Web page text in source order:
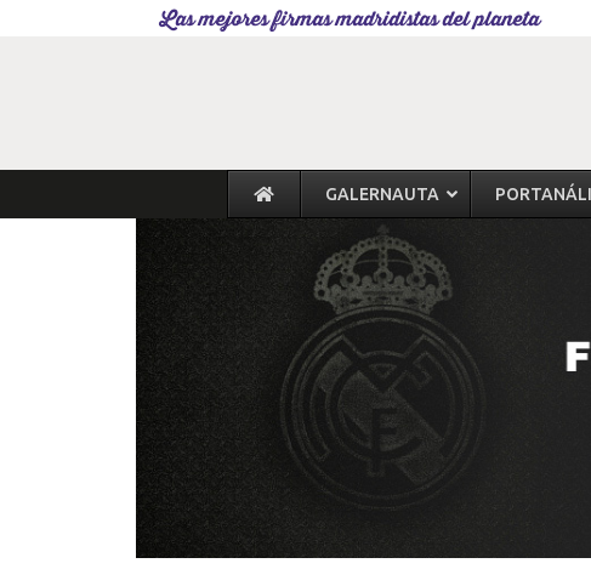
Las mejores firmas madridistas del planeta
GALERNAUTA